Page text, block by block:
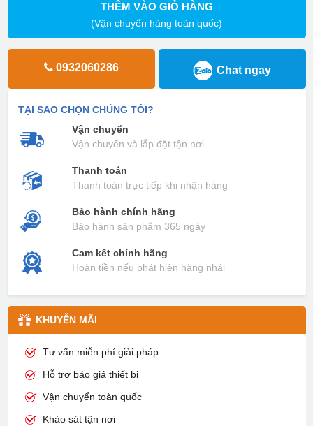
THÊM VÀO GIỎ HÀNG
(Vận chuyển hàng toàn quốc)
0932060286 Chat ngay
TẠI SAO CHỌN CHÚNG TÔI?
Vận chuyển
Vận chuyển và lắp đặt tận nơi
Thanh toán
Thanh toán trực tiếp khi nhận hàng
Bảo hành chính hãng
Bảo hành sản phẩm 365 ngày
Cam kết chính hãng
Hoàn tiền nếu phát hiện hàng nhái
KHUYỄN MÃI
Tư vấn miễn phí giải pháp
Hỗ trợ báo giá thiết bị
Vận chuyển toàn quốc
Khảo sát tận nơi